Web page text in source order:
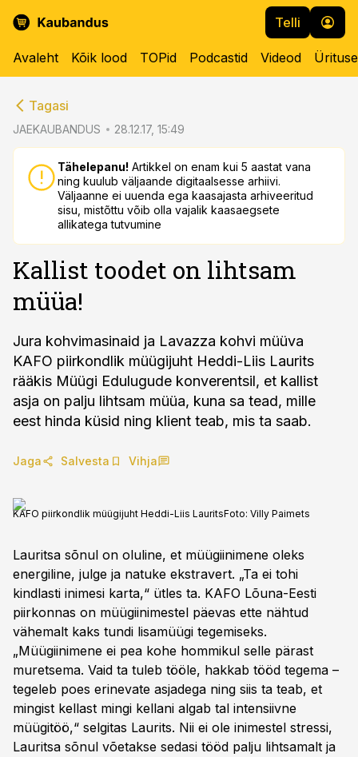
Telli
Avaleht Kõik lood TOPid Podcastid Videod
Tagasi
JAEKAUBANDUS 28.12.17, 15:49
Tähelepanu! Artikkel on enam kui 5 aastat vana
ning kuulub väljaande digitaalsesse arhiivi.
Väljaanne ei uuenda ega kaasajasta arhiveeritud
sisu, mistõttu võib olla vajalik kaasaegsete
allikatega tutvumine
Kallist toodet on lihtsam
müüa!
Jura kohvimasinaid ja Lavazza kohvi müüva
KAFO piirkondlik müügijuht Heddi-Liis Laurits
rääkis Müügi Edulugude konverentsil, et kallist
asja on palju lihtsam müüa, kuna sa tead, mille
eest hinda küsid ning klient teab, mis ta saab.
Jaga Salvesta Vihja
KAFO piirkondlik müügijuht Heddi-Liis LauritsFoto: Villy Paimets
Lauritsa sõnul on oluline, et müügiinimene oleks
energiline, julge ja natuke ekstravert. „Ta ei tohi
kindlasti inimesi karta,“ ütles ta. KAFO Lõuna-Eesti
piirkonnas on müügiinimestel päevas ette nähtud
vähemalt kaks tundi lisamüügi tegemiseks.
„Müügiinimene ei pea kohe hommikul selle pärast
muretsema. Vaid ta tuleb tööle, hakkab tööd tegema –
tegeleb poes erinevate asjadega ning siis ta teab, et
mingist kellast mingi kellani algab tal intensiivne
müügitöö,“ selgitas Laurits. Nii ei ole inimestel stressi,
Lauritsa sõnul võetakse sedasi tööd palju lihtsamalt ja